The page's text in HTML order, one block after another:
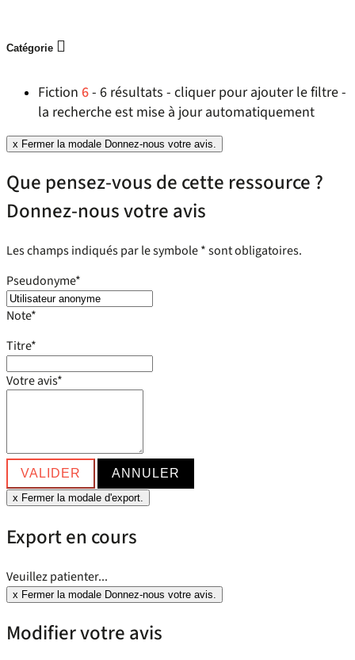
Catégorie
Fiction 6- 6 résultats - cliquer pour ajouter le filtre -
la recherche est mise à jour automatiquement
x Fermer la modale Donnez-nous votre avis.
Que pensez-vous de cette ressource ?
Donnez-nous votre avis
Les champs indiqués par le symbole * sont obligatoires.
Pseudonyme*
Note*
Titre*
Votre avis*
VALIDER ANNULER
x Fermer la modale d'export.
Export en cours
Veuillez patienter...
x Fermer la modale Donnez-nous votre avis.
Modifier votre avis